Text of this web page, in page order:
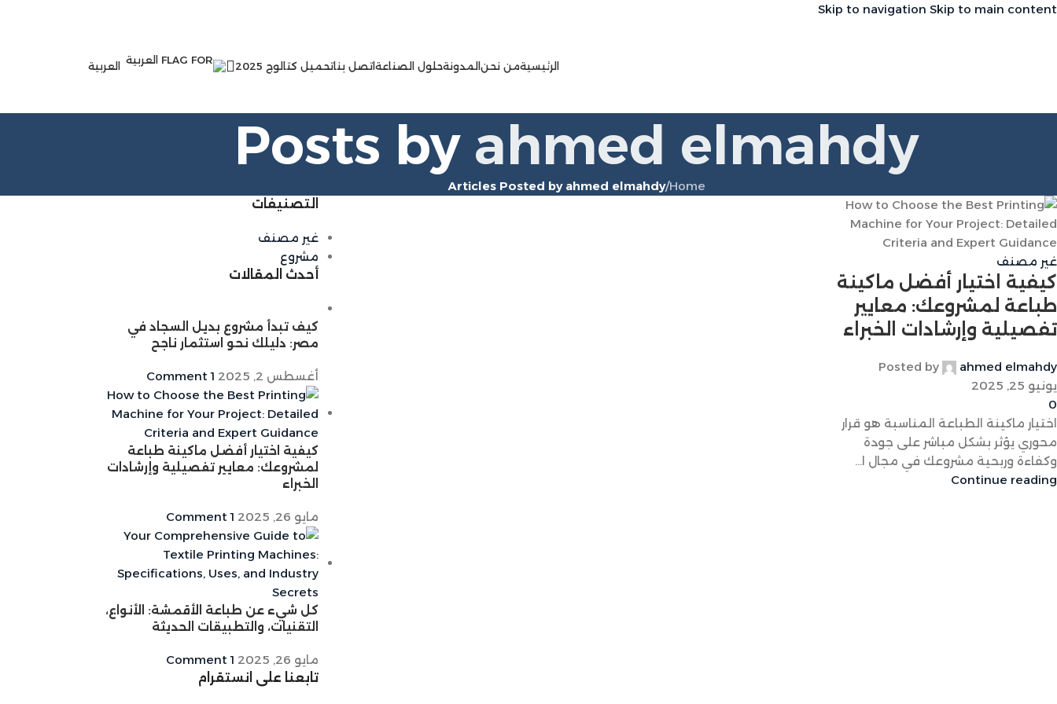
Skip to navigation Skip to main content
الرئيسيةمن نحن المدونةحلول الصناعةاتصل بناتحميل كتالوج 2025 العربية
Posts by ahmed elmahdy
Home
/
Articles Posted by ahmed elmahdy
غير مصنف
كيفية اختيار أفضل ماكينة
طباعة لمشروعك: معايير
تفصيلية وإرشادات الخبراء
Posted by
ahmed elmahdy
يونيو 25, 2025
0
اختيار ماكينة الطباعة المناسبة هو قرار
محوري يؤثر بشكل مباشر على جودة
وكفاءة وربحية مشروعك في مجال ا...
Continue reading
التصنيفات
غير مصنف
مشروع
أحدث المقالات
كيف تبدأ مشروع بديل السجاد في
مصر: دليلك نحو استثمار ناجح
أغسطس 2, 2025 1 Comment
كيفية اختيار أفضل ماكينة طباعة
لمشروعك: معايير تفصيلية وإرشادات
الخبراء
مايو 26, 2025 1 Comment
كل شيء عن طباعة الأقمشة: الأنواع،
التقنيات، والتطبيقات الحديثة
مايو 26, 2025
1 Comment
تابعنا على انستقرام